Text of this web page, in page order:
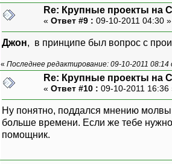
Re: Крупные проекты на
« Ответ #9 : 09-10-2011 04:30
Джон, в принципе был вопрос с
« Последнее редактирование: 09-10-2011 08:14
Re: Крупные проекты на
« Ответ #10 : 09-10-2011
Ну понятно, поддался мнению
больше времени. Если же тебе
помощник.